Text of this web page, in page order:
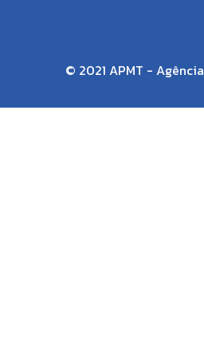
© 2021 APMT -